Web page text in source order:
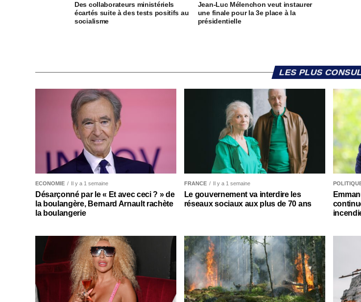
Des collaborateurs ministériels
écartés suite à des tests positifs au
socialisme
Jean-Luc Mélenchon veut instaurer
une finale pour la 3e place à la
présidentielle
LES PLUS
ECONOMIE Il y a 1 semaine
Désarçonné par le « Et avec ceci ? » de
la boulangère, Bernard Arnault rachète
la boulangerie
FRANCE Il y a 1 semaine
Le gouvernement va interdire les
réseaux sociaux aux plus de 70 ans